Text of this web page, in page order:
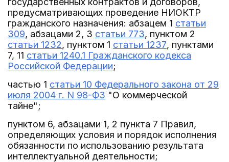
предусматривающих проведение НИОКТР
гражданского назначения: абзацем 1 статьи
309, абзацами 2, 3 статьи 773, пунктом 2
статьи 1232, пунктом 1 статьи 1237, пунктами
7, 11 статьи 1240.1 Гражданского кодекса
Российской Федерации;
частью 1 статьи 10 Федерального закона от 29
июля 2004 г. N 98-ФЗ "О коммерческой
тайне";
пунктом 6, абзацами 1, 2 пункта 7 Правил,
определяющих условия и порядок исполнения
обязанности по использованию результата
интеллектуальной деятельности;